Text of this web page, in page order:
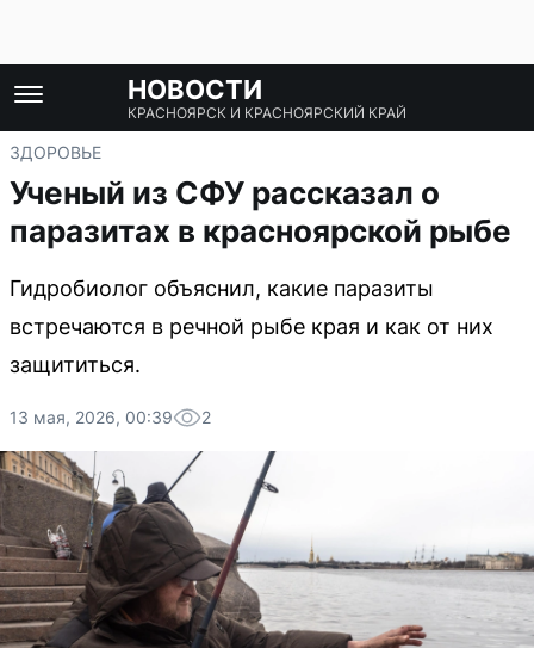
НОВОСТИ
КРАСНОЯРСК И КРАСНОЯРСКИЙ КРАЙ
ЗДОРОВЬЕ
Ученый из СФУ рассказал о
паразитах в красноярской рыбе
Гидробиолог объяснил, какие паразиты
встречаются в речной рыбе края и как от них
защититься.
13 мая, 2026, 00:39 2